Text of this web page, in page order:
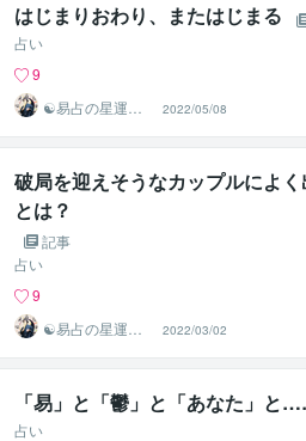
はじまりおわり、またはじまる
占い
9
☯易占の星運河
2022/05/08
破局を迎えそうなカップルによ
とは？
記事
占い
9
☯易占の星運河
2022/03/02
「易」と「鬱」と「あなた」と
占い